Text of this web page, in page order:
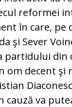
reformei
în care, pe
şi Sever
din
om decent
va